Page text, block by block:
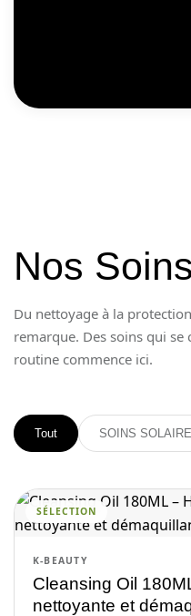
Nos
Du nettoyage à la
remarque. Des soins qui
routine commence ici.
Tout SOINS SOLAIRE
SÉLECTION
K-BEAUTY
Cleansing Oil
nettoyante et